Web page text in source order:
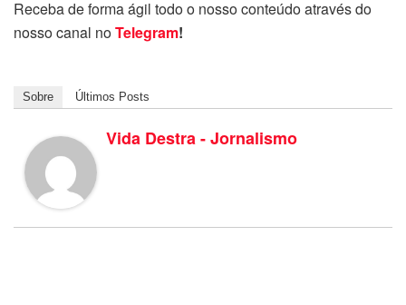
Receba de forma ágil todo o nosso conteúdo através do
nosso canal noTelegram!
Sobre Últimos Posts
Vida Destra - Jornalismo